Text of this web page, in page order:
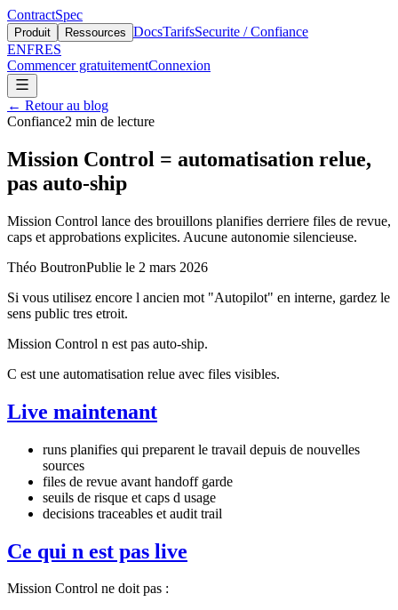
ContractSpec
Produit Ressources DocsTarifsSecurite / Confiance
ENFRES
Commencer gratuitementConnexion
← Retour au blog
Confiance2 min de lecture
Mission Control = automatisation relue,
pas auto-ship
Mission Control lance des brouillons planifies derriere files de revue,
caps et approbations explicites. Aucune autonomie silencieuse.
Théo BoutronPublie le 2 mars 2026
Si vous utilisez encore l ancien mot "Autopilot" en interne, gardez le
sens public tres etroit.
Mission Control n est pas auto-ship.
C est une automatisation relue avec files visibles.
Live maintenant
runs planifies qui preparent le travail depuis de nouvelles
sources
files de revue avant handoff garde
seuils de risque et caps d usage
decisions traceables et audit trail
Ce qui n est pas live
Mission Control ne doit pas :